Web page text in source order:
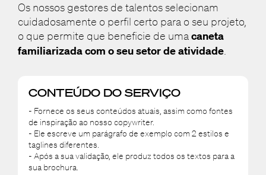
Os nossos gestores de talentos selecionam
cuidadosamente o perfil certo para o seu projeto,
o que permite que beneficie de umacaneta
familiarizada com o seu setor de atividade.
CONTEÚDO DO SERVIÇO
- Fornece os seus conteúdos atuais, assim como fontes
de inspiração ao nosso copywriter.
- Ele escreve um parágrafo de exemplo com 2 estilos e
taglines diferentes.
- Após a sua validação, ele produz todos os textos para a
sua brochura.